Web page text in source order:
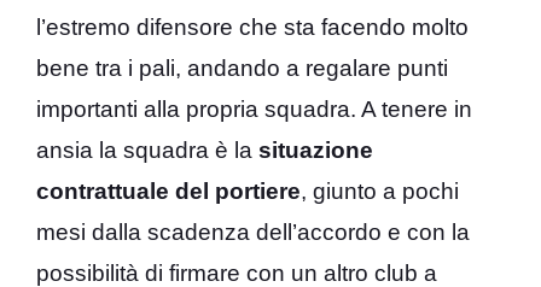
l’estremo difensore che sta facendo molto
bene tra i pali, andando a regalare punti
importanti alla propria squadra. A tenere in
ansia la squadra è la situazione
contrattuale del portiere, giunto a pochi
mesi dalla scadenza dell’accordo e con la
possibilità di firmare con un altro club a